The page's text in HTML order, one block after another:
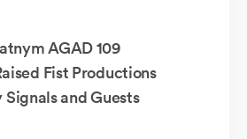
AGAD 109
Fist Productions
and Guests